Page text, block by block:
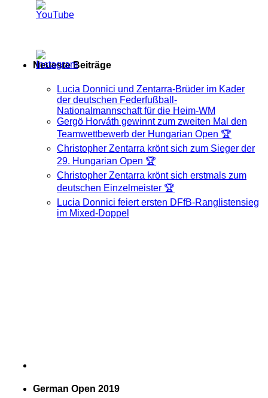
Neueste Beiträge
Lucia Donnici und Zentarra-Brüder im Kader
der deutschen Federfußball-
Nationalmannschaft für die Heim-WM
Gergö Horváth gewinnt zum zweiten Mal den
Teamwettbewerb der Hungarian Open 🏆
Christopher Zentarra krönt sich zum Sieger der
29. Hungarian Open 🏆
Christopher Zentarra krönt sich erstmals zum
deutschen Einzelmeister 🏆
Lucia Donnici feiert ersten DFfB-Ranglistensieg
im Mixed-Doppel
German Open 2019